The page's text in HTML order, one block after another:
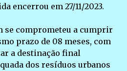
encerrou em 27/11/2023.
se comprometeu a cumprir
prazo de 08 meses, com
a destinação final
dos resíduos urbanos